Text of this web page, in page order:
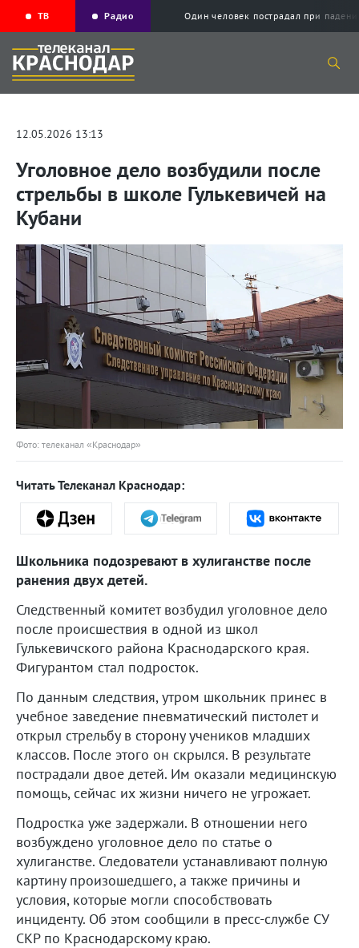
ТВ Радио Один человек пострадал при
12.05.2026 13:13
Уголовное дело возбудили после
стрельбы в школе Гулькевичей на
Кубани
Фото: телеканал «Краснодар»
Читать Телеканал Краснодар:
Школьника подозревают в хулиганстве после
ранения двух детей.
Следственный комитет возбудил уголовное дело
после происшествия в одной из школ
Гулькевичского района Краснодарского края.
Фигурантом стал подросток.
По данным следствия, утром школьник принес в
учебное заведение пневматический пистолет и
открыл стрельбу в сторону учеников младших
классов. После этого он скрылся. В результате
пострадали двое детей. Им оказали медицинскую
помощь, сейчас их жизни ничего не угрожает.
Подростка уже задержали. В отношении него
возбуждено уголовное дело по статье о
хулиганстве. Следователи устанавливают полную
картину произошедшего, а также причины и
условия, которые могли способствовать
инциденту. Об этом сообщили в пресс-службе СУ
СКР по Краснодарскому краю.